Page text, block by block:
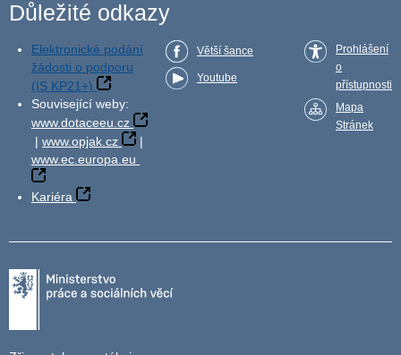
Důležité odkazy
Elektronické podání
žádosti o podporu
(IS KP21+)
Související weby:
www.dotaceeu.cz
| www.opjak.cz
|
www.ec.europa.eu
Kariéra
Větší šance
Youtube
Prohlášení
o
přístupnosti
Mapa
Stránek